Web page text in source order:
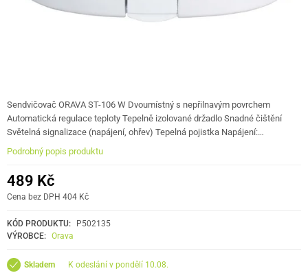
Sendvičovač ORAVA ST-106 W Dvoumístný s nepřilnavým povrchem
Automatická regulace teploty Tepelně izolované držadlo Snadné čištění
Světelná signalizace (napájení, ohřev) Tepelná pojistka Napájení:…
Podrobný popis produktu
489 Kč
Cena bez DPH 404 Kč
KÓD PRODUKTU:
P502135
VÝROBCE: Orava
Skladem k odeslání v pondělí 10.08.